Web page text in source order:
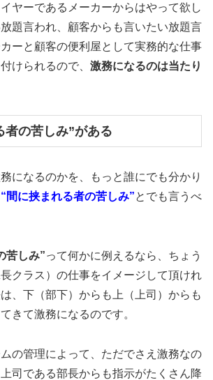
ヤーであるメーカーからはやって欲し
題言われ、顧客からも言いたい放題言
ーと顧客の便利屋として実務的な仕事
けられるので、 激務になるのは当たり
者の苦しみ”がある
になるのかを、もっと誰にでも分かり
“間に挟まれる者の苦しみ”とでも言うべ
苦しみ”って何かに例えるなら、ちょう
クラス）の仕事をイメージして頂けれ
、下（部下）からも上（上司）からも
きて激務になるのです。
の管理によって、ただでさえ激務なの
司である部長からも指示がたくさん降